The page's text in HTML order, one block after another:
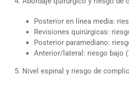
Posterior en línea media:
Revisiones quirúrgicas:
Posterior paramediano:
Anterior/lateral: riesgo bajo
5. Nivel espinal y riesgo de